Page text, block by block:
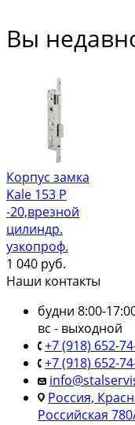
Вы
Корпус замка
Kale 153 Р
-20,врезной
цилиндр.
узкопроф.
1 040 руб.
Наши контакты
будни 8:00-
вс - выходной
+7 (918) 652-
+7 (918) 652-
Россия,
Российская